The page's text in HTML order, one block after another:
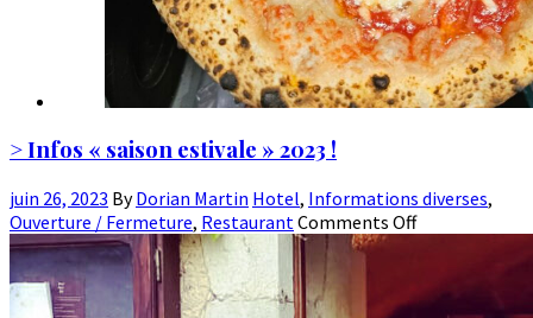
> Infos « saison estivale » 2023 !
juin 26, 2023 ByDorian Martin Hotel, Informations diverses,
Ouverture / Fermeture, RestaurantComments Off